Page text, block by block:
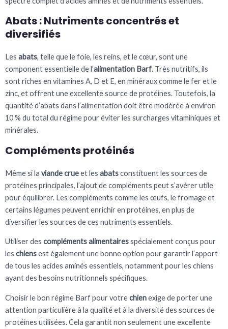
Abats : Nutriments concentrés et
diversifiés
Les abats, telle que le foie, les reins, et le cœur, sont une
component essentielle de l’alimentation Barf. Très nutritifs, ils
sont riches en vitamines A, D et E, en minéraux comme le fer et le
zinc, et offrent une excellente source de protéines. Toutefois, la
quantité d’abats dans l’alimentation doit être modérée à environ
10 % du total du régime pour éviter les surcharges vitaminiques et
minérales.
Compléments protéinés
Même si la viande crueet les abatsconstituent les sources de
protéines principales, l’ajout de compléments peut s’avérer utile
pour équilibrer. Les compléments comme les œufs, le fromage et
certains légumes peuvent enrichir en protéines, en plus de
diversifier les sources de ces nutriments essentiels.
Utiliser des compléments alimentairesspécialement conçus pour
les chiensest également une bonne option pour garantir l’apport
de tous les acides aminés essentiels, notamment pour les chiens
ayant des besoins nutritionnels spécifiques.
Choisir le bon régime Barf pour votrechienexige de porter une
attention particulière à la qualité et à la diversité des sources de
protéines utilisées. Cela garantit non seulement une excellente